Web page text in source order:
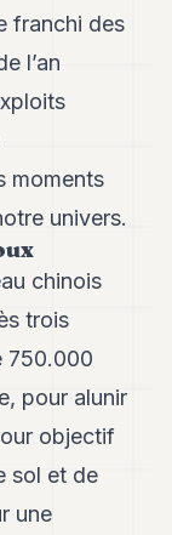
franchi des
l’an
moments
univers.
chinois
trois
750.000
pour alunir
objectif
sol et de
une